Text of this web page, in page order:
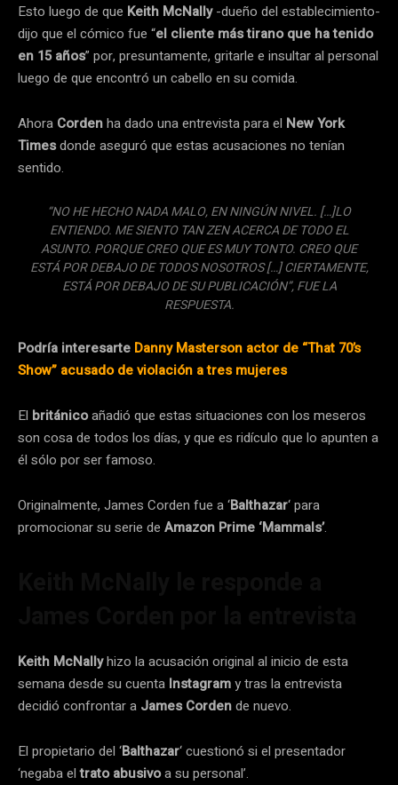
Esto luego de que Keith McNally-dueño del establecimiento-
dijo que el cómico fue “el cliente más tirano que ha tenido
en 15 años” por, presuntamente, gritarle e insultar al personal
luego de que encontró un cabello en su comida.
Ahora Cordenha dado una entrevista para el New York
Timesdonde aseguró que estas acusaciones no tenían
sentido.
“NO HE HECHO NADA MALO, EN NINGÚN NIVEL. […]LO
ENTIENDO. ME SIENTO TAN ZEN ACERCA DE TODO EL
ASUNTO. PORQUE CREO QUE ES MUY TONTO. CREO QUE
ESTÁ POR DEBAJO DE TODOS NOSOTROS […] CIERTAMENTE,
ESTÁ POR DEBAJO DE SU PUBLICACIÓN”, FUE LA
RESPUESTA.
Podría interesarte Danny Masterson actor de “That 70’s
Show” acusado de violación a tres mujeres
El británicoañadió que estas situaciones con los meseros
son cosa de todos los días, y que es ridículo que lo apunten a
él sólo por ser famoso.
Originalmente, James Corden fue a ‘Balthazar‘ para
promocionar su serie de Amazon Prime ‘Mammals’.
Keith McNallyhizo la acusación original al inicio de esta
semana desde su cuenta Instagramy tras la entrevista
decidió confrontar a James Cordende nuevo.
El propietario del ‘Balthazar‘ cuestionó si el presentador
‘negaba eltrato abusivoa su personal’.